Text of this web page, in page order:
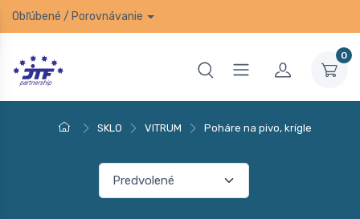
Obľúbené / Porovnávanie
0
SKLO VITRUM Poháre na pivo, krígle